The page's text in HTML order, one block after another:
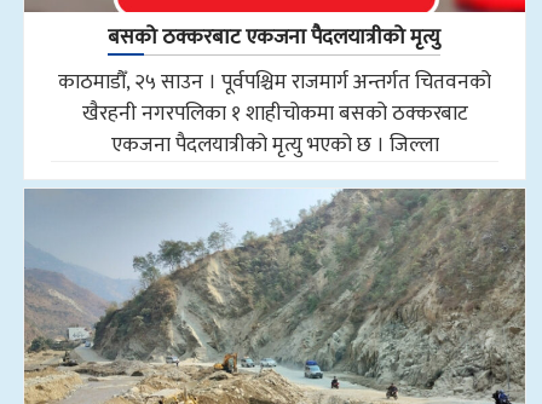
बसको ठक्करबाट एकजना पैदलयात्रीको मृत्यु
काठमाडौँ, २५ साउन । पूर्वपश्चिम राजमार्ग अन्तर्गत चितवनको
खैरहनी नगरपलिका १ शाहीचोकमा बसको ठक्करबाट
एकजना पैदलयात्रीको मृत्यु भएको छ । जिल्ला